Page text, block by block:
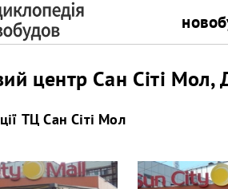
центр Сан Сіті
ТЦ Сан Сіті Мол